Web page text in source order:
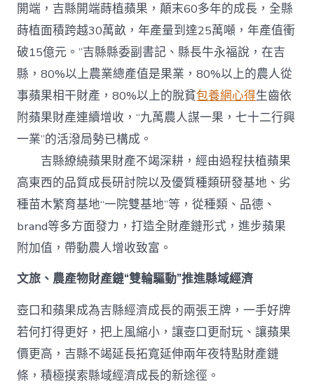
開端，吉縣開端蒔植蘋果，顛末60多年的成長，全縣
蒔植面積跨越30萬畝，年產量到達25萬噸，年產值衝
破15億元。”吉縣縣委副書記、縣長牛永福說，在吉
縣，80%以上農業總產值是果業，80%以上的農人從
事蘋果相干財產，80%以上的脫貧包養網心得生齒依
附蘋果財產連續增收，“九萬農人謀一果，七十二行興
一業”的活潑局勢已構成。
吉縣繚繞蘋果財產不竭深耕，經由過程扶植蘋果
高東西的品質成長研討院以及優質種類研發基地、劣
種苗木繁育基地“一院雙基地”等，從種類、品德、
brand等多方面發力，打造全財產鏈形式，進步蘋果
附加值，帶動農人增收致富。
文旅、農產物財產鏈“雙輪驅動”推進縣域經濟
壺口和蘋果成為吉縣經濟成長的兩張王牌，一手好牌
若何打得更好，把上風縮小，讓壺口更耐玩、讓蘋果
價更高，吉縣不竭延長拓寬延伸兩年夜特點財產鏈
條，積極摸索縣域經濟成長的新途徑。